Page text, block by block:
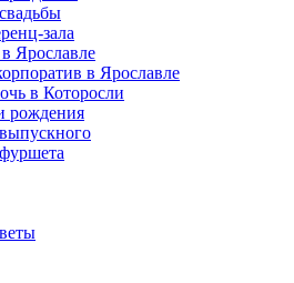
зала
Ярославле
в Ярославле
в Которосли
рождения